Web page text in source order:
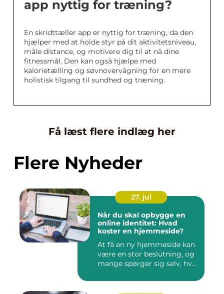
app nyttig for træning?
En skridttæller app er nyttig for træning, da den
hjælper med at holde styr på dit aktivitetsniveau,
måle distance, og motivere dig til at nå dine
fitnessmål. Den kan også hjælpe med
kalorietælling og søvnovervågning for en mere
holistisk tilgang til sundhed og træning.
Få læst flere indlæg her
Flere Nyheder
27. jul
Når du skal opbygge en
online identitet: Hvad
koster en hjemmeside?
At få en ny hjemmeside kan
være en stor beslutning, og
mange spørger sig selv, hv...